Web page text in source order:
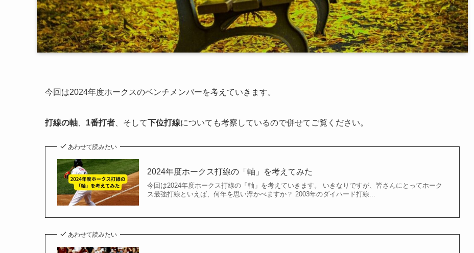
今回は2024年度ホークスのベンチメンバーを考えていきます。
打線の軸、 1番打者、そして下位打線についても考察しているので併せてご覧ください。
あわせて読みたい
2024年度ホークス打線の「軸」を考えてみた
今回は2024年度ホークス打線の「軸」を考えていきます。 いきなりですが、皆さんにとってホーク
ス最強打線といえば、何年を思い浮かべますか？ 2003年のダイハード打線...
あわせて読みたい